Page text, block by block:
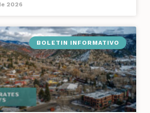
para su revisión.
2026
BOLETIN INFORMATIVO